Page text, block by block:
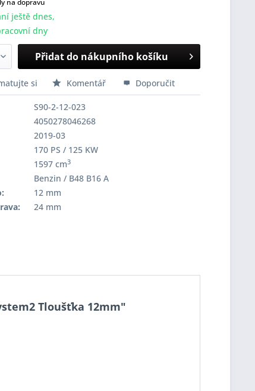
na dopravu
ještě dnes,
dny
Přidat do nákupního košíku
si Komentář Doporučit
S90-2-12-023
4050278046268
2019-03
170 PS / 125 KW
1597 cm3
Benzin / B48 B16 A
12 mm
24 mm
Tloušťka 12mm"